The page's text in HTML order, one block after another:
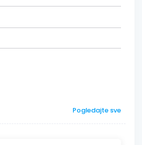
Pogledajte sve